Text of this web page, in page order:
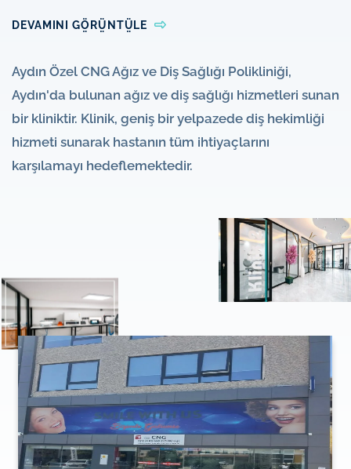
DEVAMINI GÖRÜNTÜLE
Aydın Özel CNG Ağız ve Diş Sağlığı Polikliniği,
Aydın'da bulunan ağız ve diş sağlığı hizmetleri sunan
bir kliniktir. Klinik, geniş bir yelpazede diş hekimliği
hizmeti sunarak hastanın tüm ihtiyaçlarını
karşılamayı hedeflemektedir.